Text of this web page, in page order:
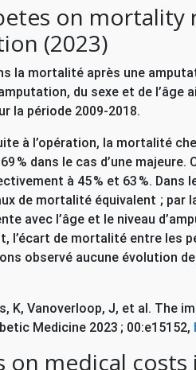
on mortality
(2023)
la mortalité après une
du sexe et de
la période 2009-2018.
à l’opération, la mortalité
% dans le cas d’une
à 45 % et 63 %. Dans
de mortalité équivalent ; par
avec l’âge et le niveau
l’écart de mortalité entre les
observé aucune évolution
K, Vanoverloop, J, et al.
Medicine 2023 ; 00:e15152,
on medical costs